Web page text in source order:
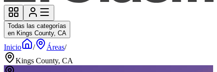
Todas las categorías
en Kings County, CA
Inicio / Áreas/
Kings County, CA